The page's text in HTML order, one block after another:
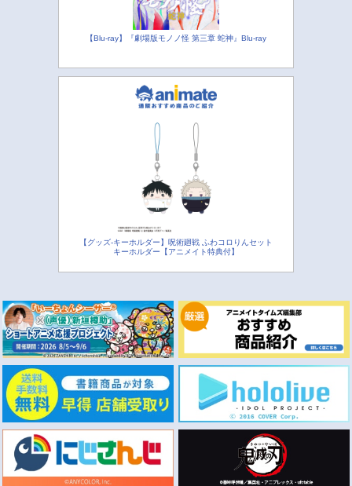
【Blu-ray】『劇場版モノノ怪 第三章 蛇神』Blu-ray
【グッズ-キーホルダー】呪術廻戦 ふわコロりんセット
キーホルダー【アニメイト特典付】